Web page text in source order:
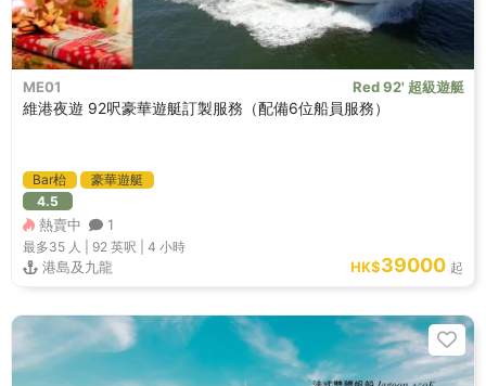
ME01 Red 92' 超級遊艇
維港夜遊 92呎豪華遊艇訂製服務（配備6位船員服務）
Bar枱
豪華遊艇
4.5
熱賣中 1
最多35人 | 92 英呎 4 小時
港島及九龍 HK$39000 起